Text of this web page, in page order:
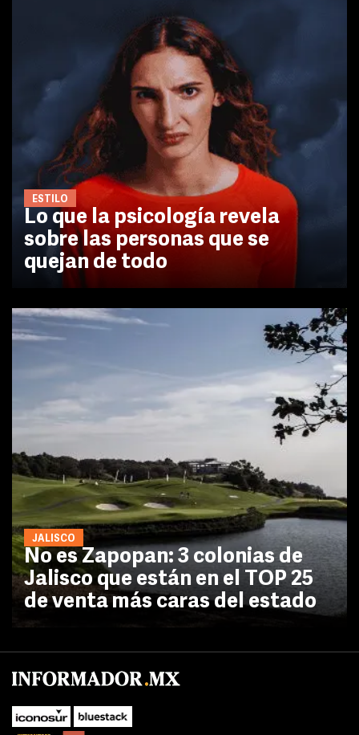
ESTILO
Lo que la psicología revela
sobre las personas que se
quejan de todo
JALISCO
No es Zapopan: 3 colonias de
Jalisco que están en el TOP 25
de venta más caras del estado